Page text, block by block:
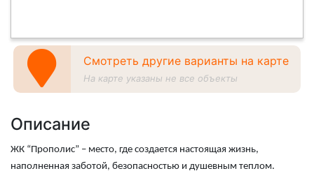
Смотреть другие варианты на карте
На карте указаны не все объекты
Описание
ЖК “Прополис” – место, где создается настоящая жизнь,
наполненная заботой, безопасностью и душевным теплом.